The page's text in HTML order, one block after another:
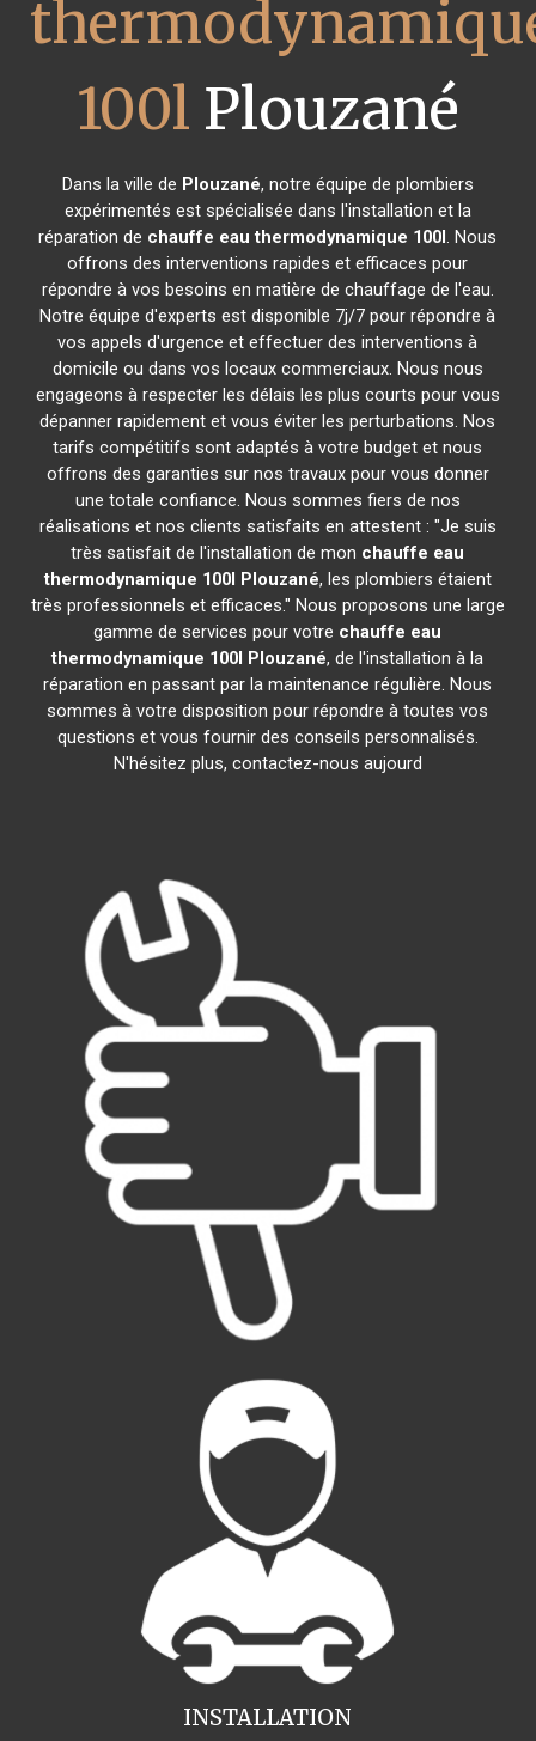
100l Plouzané
Dans la ville de Plouzané, notre équipe de plombiers
expérimentés est spécialisée dans l'installation et la
réparation de chauffe eau thermodynamique 100l. Nous
offrons des interventions rapides et efficaces pour
répondre à vos besoins en matière de chauffage de l'eau.
Notre équipe d'experts est disponible 7j/7 pour répondre à
vos appels d'urgence et effectuer des interventions à
domicile ou dans vos locaux commerciaux. Nous nous
engageons à respecter les délais les plus courts pour vous
dépanner rapidement et vous éviter les perturbations. Nos
tarifs compétitifs sont adaptés à votre budget et nous
offrons des garanties sur nos travaux pour vous donner
une totale confiance. Nous sommes fiers de nos
réalisations et nos clients satisfaits en attestent : "Je suis
très satisfait de l'installation de mon chauffe eau
thermodynamique 100l Plouzané, les plombiers étaient
très professionnels et efficaces." Nous proposons une large
gamme de services pour votre chauffe eau
thermodynamique 100l Plouzané, de l'installation à la
réparation en passant par la maintenance régulière. Nous
sommes à votre disposition pour répondre à toutes vos
questions et vous fournir des conseils personnalisés.
N'hésitez plus, contactez-nous aujourd
INSTALLATION